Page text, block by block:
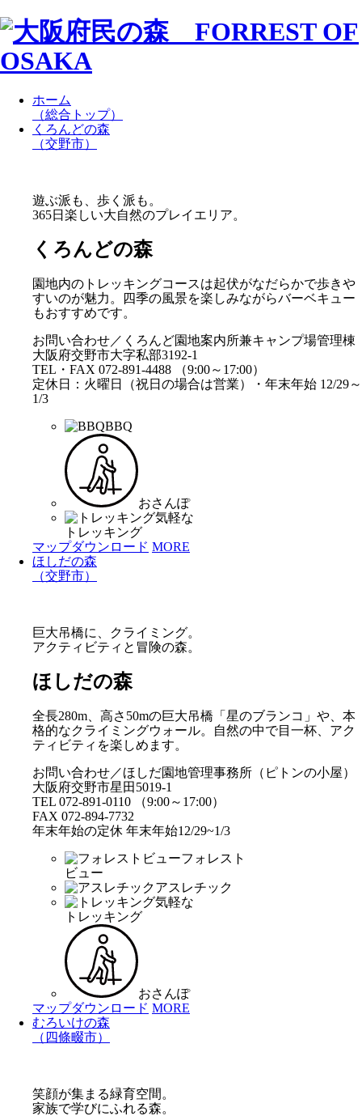
ホーム
（総合トップ）
くろんどの森
（交野市）
遊ぶ派も、歩く派も。
365日楽しい大自然のプレイエリア。
くろんどの森
園地内のトレッキングコースは起伏がなだらかで歩きや
すいのが魅力。四季の風景を楽しみながらバーベキュー
もおすすめです。
お問い合わせ／くろんど園地案内所兼キャンプ場管理棟
大阪府交野市大字私部3192-1
TEL・FAX 072-891-4488 （9:00～17:00）
定休日：火曜日（祝日の場合は営業）・年末年始 12/29～
1/3
BBQ
おさんぽ
気軽な
トレッキング
マップダウンロード MORE
ほしだの森
（交野市）
巨大吊橋に、クライミング。
アクティビティと冒険の森。
ほしだの森
全長280m、高さ50mの巨大吊橋「星のブランコ」や、本
格的なクライミングウォール。自然の中で目一杯、アク
ティビティを楽しめます。
お問い合わせ／ほしだ園地管理事務所（ピトンの小屋）
大阪府交野市星田5019-1
TEL 072-891-0110 （9:00～17:00）
FAX 072-894-7732
年末年始の定休 年末年始12/29~1/3
フォレスト
ビュー
アスレチック
気軽な
トレッキング
おさんぽ
マップダウンロード MORE
むろいけの森
（四條畷市）
笑顔が集まる緑育空間。
家族で学びにふれる森。